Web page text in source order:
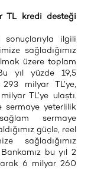
TL kredi desteği
sonuçlarıyla ilgili
sağladığımız
üzere toplam
yıl yüzde 19,5
milyar TL’ye,
TL’ye ulaştı.
sermaye yeterlilik
sermaye
güçle, reel
sağladığımız
bu yıl 2
6 milyar 260